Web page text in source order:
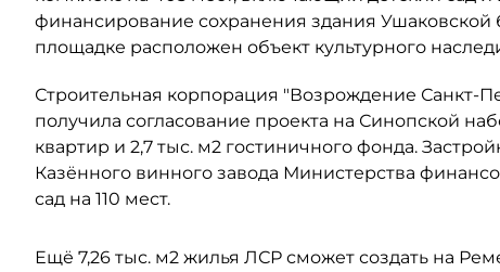
финансирование сохранения здания Ушаковской
площадке расположен объект культурного
Строительная корпорация "Возрождение Санкт-
получила согласование проекта на Синопской
квартир и 2,7 тыс. м2 гостиничного фонда.
Казённого винного завода Министерства
сад на 110 мест.
Ещё 7,26 тыс. м2 жилья ЛСР сможет создать на